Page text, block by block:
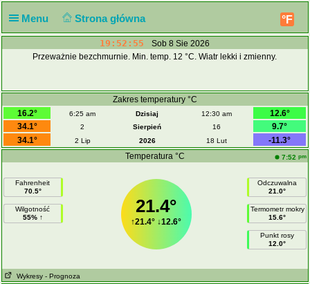
Menu Strona główna °F
19:52:55
Sob 8 Sie 2026
Przeważnie bezchmurnie. Min. temp. 12 °C. Wiatr lekki i zmienny.
Zakres temperatury °C
16.2°
6:25 am Dzisiaj 12:30 am
12.6°
34.1°
2 Sierpień 16
9.7°
34.1°
2 Lip 2026 18 Lut
-11.3°
Temperatura °C
7:52 pm
Fahrenheit
70.5°
Wilgotność
55% ↑
21.4°
↑21.4° ↓12.6°
Odczuwalna
21.0°
Termometr mokry
15.6°
Punkt rosy
12.0°
Wykresy - Prognoza